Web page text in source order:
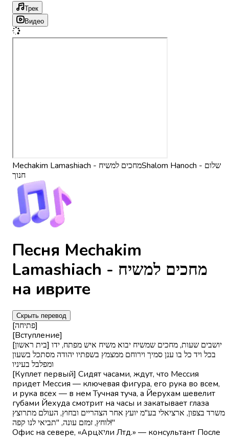
Трек
Видео
Mechakim Lamashiach - מחכים למשיחShalom Hanoch - שלום
חנוך
Песня Mechakim
Lamashiach - מחכים למשיח
на иврите
Скрыть перевод
[פתיחה]
[Вступление]
[בית ראשון] יושבים שעות, מחכים שמשיח יבוא משיח איש מפתח, ידו
בכל ויד כל בו ענן סמיך וירוחם ממצמץ בשפתיו יהודה מסתכל בשעון
ומפלבל בעיניו
[Куплет первый] Сидят часами, ждут, что Мессия
придет Мессия — ключевая фигура, его рука во всем,
и рука всех — в нем Тучная туча, а Йерухам шевелит
губами Йехуда смотрит на часы и закатывает глаза
משרד בצפון, ארציאלי בע"מ יועץ אחר הצהריים ובחוץ, העולם מתרוצץ
"!לוחץ, זמזם עונה, "תביאי לנו קפה
Офис на севере, «Арцיאли Лтд.» — консультант После